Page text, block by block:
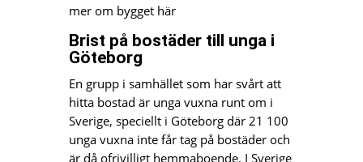
mer om bygget här
Brist på bostäder till unga i
Göteborg
En grupp i samhället som har svårt att
hitta bostad är unga vuxna runt om i
Sverige, speciellt i Göteborg där 21 100
unga vuxna inte får tag på bostäder och
är då ofrivilligt hemmaboende. I Sverige